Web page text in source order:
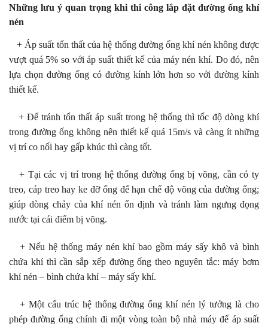
Những lưu ý quan trọng khi thi công lắp đặt đường ống khí
nén
+ Áp suất tổn thất của hệ thống đường ống khí nén không được
vượt quá 5% so với áp suất thiết kế của máy nén khí. Do đó, nên
lựa chọn đường ống có đường kính lớn hơn so với đường kính
thiết kế.
+ Để tránh tổn thất áp suất trong hệ thống thì tốc độ dòng khí
trong đường ống không nên thiết kế quá 15m/s và càng ít những
vị trí co nối hay gấp khúc thì càng tốt.
+ Tại các vị trí trong hệ thống đường ống bị võng, cần có ty
treo, cáp treo hay ke đỡ ống để hạn chế độ võng của đường ống;
giúp dòng chảy của khí nén ổn định và tránh làm ngưng đọng
nước tại cái điểm bị võng.
+ Nếu hệ thống máy nén khí bao gồm máy sấy khô và bình
chứa khí thì cần sắp xếp đường ống theo nguyên tắc: máy bơm
khí nén – bình chứa khí – máy sấy khí.
+ Một cấu trúc hệ thống đường ống khí nén lý tưởng là cho
phép đường ống chính đi một vòng toàn bộ nhà máy để áp suất